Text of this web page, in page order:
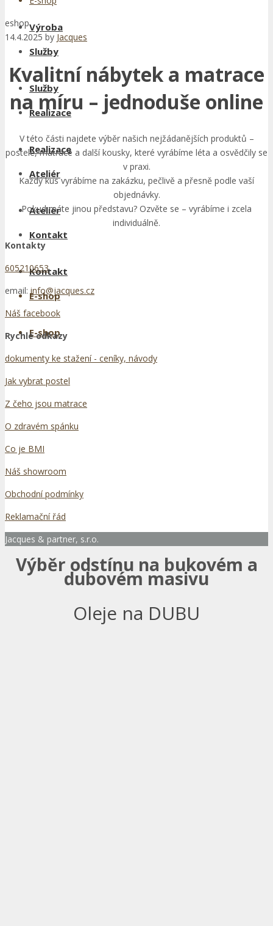
Služby
Realizace
Ateliér
Kontakt
E-shop
Výroba
Služby
Realizace
Ateliér
Kontakt
E-shop
eshop
14.4.2025 by Jacques
Kvalitní nábytek a matrace
na míru – jednoduše online
V této části najdete výběr našich nejžádanějších produktů –
postele, matrace a další kousky, které vyrábíme léta a osvědčily se
v praxi.
Každý kus vyrábíme na zakázku, pečlivě a přesně podle vaší
objednávky.
Pokud máte jinou představu? Ozvěte se – vyrábíme i zcela
individuálně.
Kontakty
605210653
email:info@jacques.cz
Náš facebook
Rychlé odkazy
dokumenty ke stažení - ceníky, návody
Jak vybrat postel
Z čeho jsou matrace
O zdravém spánku
Co je BMI
Náš showroom
Obchodní podmínky
Reklamační řád
Jacques & partner, s.r.o.
Výběr odstínu na bukovém a
dubovém masivu
Oleje na DUBU